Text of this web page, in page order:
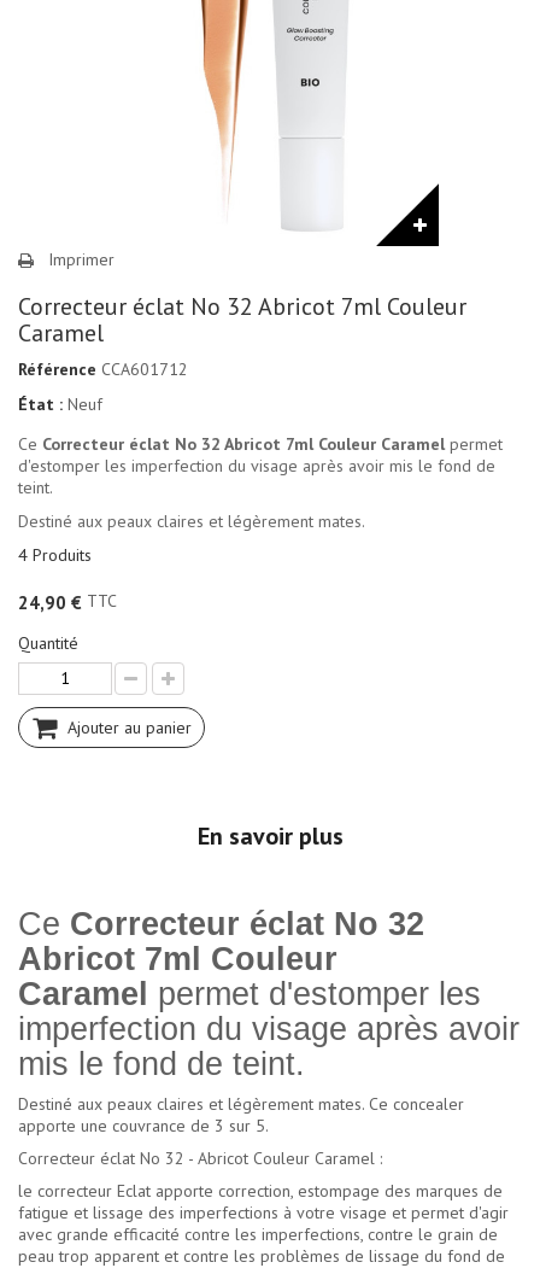
Imprimer
Correcteur éclat No 32 Abricot 7ml Couleur
Caramel
Référence CCA601712
État : Neuf
Ce Correcteur éclat No 32 Abricot 7ml Couleur Caramelpermet
d'estomper les imperfection du visage après avoir mis le fond de
teint.
Destiné aux peaux claires et légèrement mates.
4 Produits
24,90 € TTC
Quantité
Ajouter au panier
En savoir plus
Ce Correcteur éclat No 32
Abricot 7ml Couleur
Caramel permet d'estomper les
imperfection du visage après avoir
mis le fond de teint.
Destiné aux peaux claires et légèrement mates. Ce concealer
apporte une couvrance de 3 sur 5.
Correcteur éclat No 32 - Abricot Couleur Caramel :
le correcteur Eclat apporte correction, estompage des marques de
fatigue et lissage des imperfections à votre visage et permet d'agir
avec grande efficacité contre les imperfections, contre le grain de
peau trop apparent et contre les problèmes de lissage du fond de